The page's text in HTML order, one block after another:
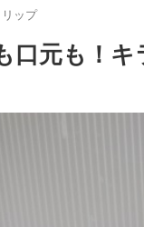
リップ
口元も！